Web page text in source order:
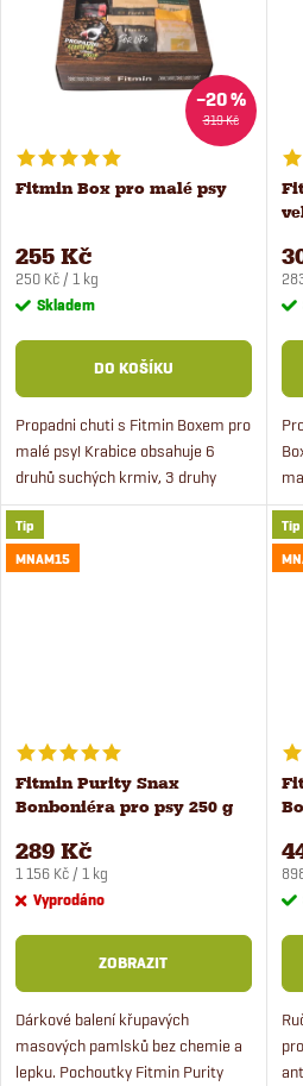
319 Kč
–20 %
Fitmin Box pro malé psy
255 Kč
Měrná
cena:
250 Kč / 1 kg
Skladem
DO KOŠÍKU
Propadni chuti s Fitmin Boxem pro
malé psy! Krabice obsahuje 6
druhů suchých krmiv, 3 druhy
mokrých krmiv a vzorek
tréninkových pamlsků. Každý
pejsek si vybere to své.
Tip
MNAM15
Fitmin Purity Snax
Bonboniéra pro psy 250 g
289 Kč
Měrná
cena:
1 156 Kč / 1 kg
Vyprodáno
ZOBRAZIT
Dárkové balení křupavých
masových pamlsků bez chemie a
lepku. Pochoutky Fitmin Purity
Tip